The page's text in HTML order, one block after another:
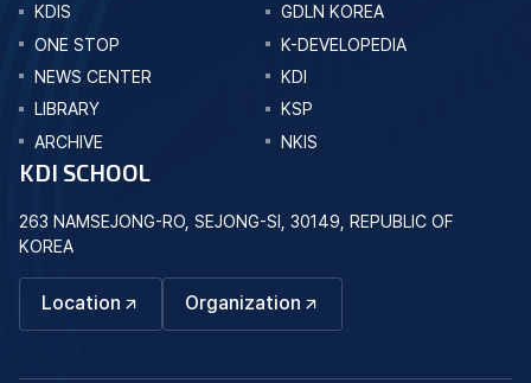
KDIS
ONE STOP
NEWS CENTER
LIBRARY
ARCHIVE
GDLN KOREA
K-DEVELOPEDIA
KDI
KSP
NKIS
KDI SCHOOL
263 NAMSEJONG-RO, SEJONG-SI, 30149, REPUBLIC OF
KOREA
Location Organization